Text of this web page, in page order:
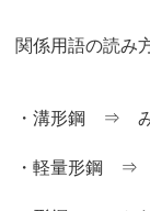
関係用語の読み
・溝形鋼 ⇒ み
・軽量形鋼 ⇒